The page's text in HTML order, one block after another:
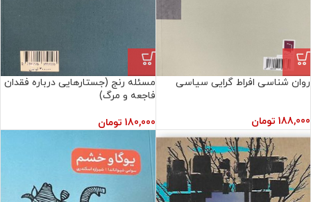
روان شناسی افراط گرایی سیاسی
188,000 تومان
مسئله رنج (جستارهایی درباره فقدان
فاجعه و مرگ)
180,000 تومان